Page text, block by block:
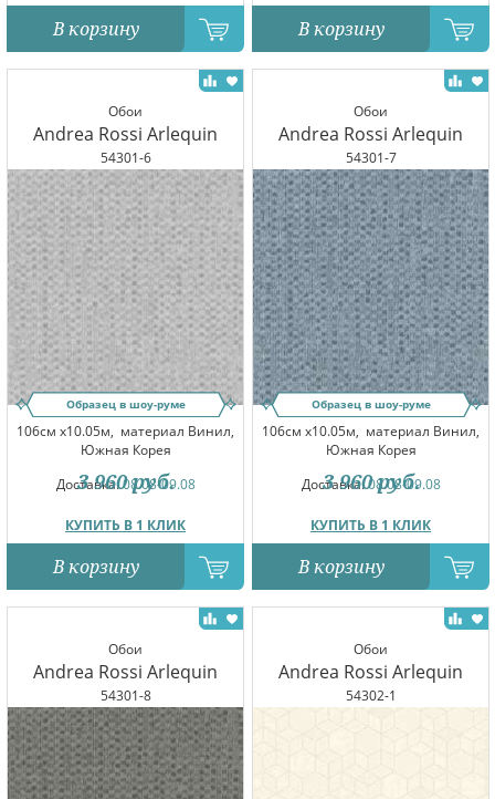
В корзину В корзину
Обои
Andrea Rossi Arlequin
54301-6
Образец в шоу-руме
106см x10.05м, материал Винил,
Южная Корея
Доставка:08.08-09.08
КУПИТЬ В 1 КЛИК
3 960 руб.
В корзину
Обои
Andrea Rossi Arlequin
54301-7
Образец в шоу-руме
106см x10.05м, материал Винил,
Южная Корея
Доставка:08.08-09.08
КУПИТЬ В 1 КЛИК
3 960 руб.
В корзину
Обои
Andrea Rossi Arlequin
54301-8
Обои
Andrea Rossi Arlequin
54302-1